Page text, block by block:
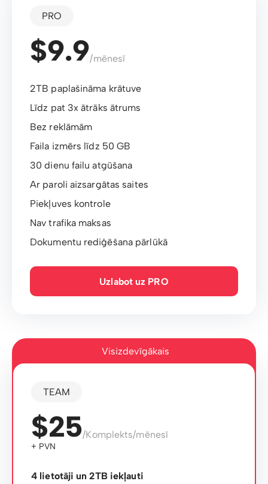
PRO
$9.9/mēnesī
2TB paplašināma krātuve
Līdz pat 3x ātrāks ātrums
Bez reklāmām
Faila izmērs līdz 50 GB
30 dienu failu atgūšana
Ar paroli aizsargātas saites
Piekļuves kontrole
Nav trafika maksas
Dokumentu rediģēšana pārlūkā
Uzlabot uz PRO
Visizdevīgākais
TEAM
$25/Komplekts/mēnesī
+ PVN
4 lietotāji un 2TB iekļauti